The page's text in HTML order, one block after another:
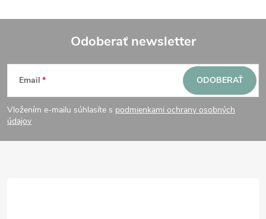
Z
á
p
Odoberať newsletter
Email
Vložením e-mailu súhlasíte s podmienkami ochrany osobných
údajov
ODOBERAŤ